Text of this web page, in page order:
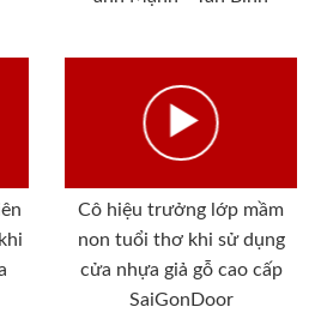
Cô hiệu trưởng lớp mầm
non tuổi thơ khi sử dụng
cửa nhựa giả gỗ cao cấp
SaiGonDoor